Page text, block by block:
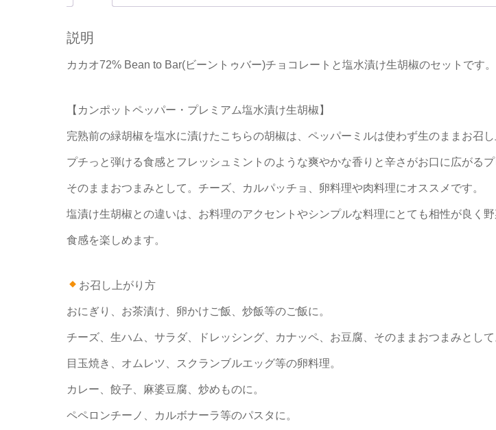
説明
カカオ72% Bean to Bar(ビーントゥバー)チョコレートと塩水漬け生胡椒のセットです。
【カンポットペッパー・プレミアム塩水漬け生胡椒】
完熟前の緑胡椒を塩水に漬けたこちらの胡椒は、ペッパーミルは使わず生のままお召し
プチっと弾ける食感とフレッシュミントのような爽やかな香りと辛さがお口に広がるプ
そのままおつまみとして。 チーズ、カルパッチョ、卵料理や肉料理にオススメです。
塩漬け生胡椒との違いは、お料理のアクセントやシンプルな料理にとても相性が良く
食感を楽しめます。
お召し上がり方
おにぎり、お茶漬け、卵かけご飯、炒飯等のご飯に。
チーズ、生ハム、サラダ、ドレッシング、カナッペ、お豆腐、そのままおつまみとして
目玉焼き、オムレツ、スクランブルエッグ等の卵料理。
カレー、餃子、麻婆豆腐、炒めものに。
ペペロンチーノ、カルボナーラ等のパスタに。